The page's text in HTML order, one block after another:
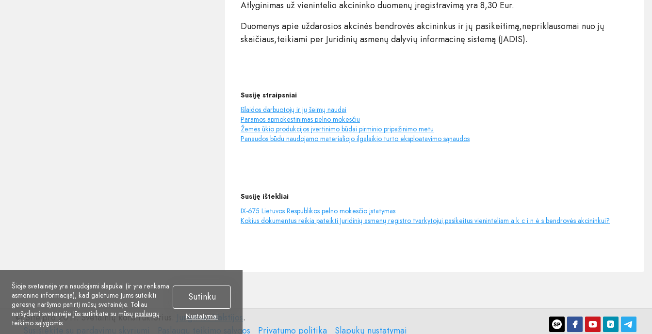
Atlyginimas už vienintelio akcininko duomenų įregistravimą yra 8,30 Eur.
Duomenys apie uždarosios akcinės bendrovės akcininkus ir jų pasikeitimą,nepriklausomai nuo jų
skaičiaus,teikiami per Juridinių asmenų dalyvių informacinę sistemą (JADIS).
Susiję straipsniai
Išlaidos darbuotojų ir jų šeimų naudai
Paramos apmokestinimas pelno mokesčiu
Žemės ūkio produkcijos įvertinimo būdai pirminio pripažinimo metu
Panaudos būdu naudojamo materialiojo ilgalaikio turto eksploatavimo sąnaudos
Susiję ištekliai
IX-675 Lietuvos Respublikos pelno mokesčio įstatymas
Kokius dokumentus reikia pateikti Juridinių asmenų registro tvarkytojui,pasikeitus vieninteliam a k c i n ė s bendrovės akcininkui?
© Site.pro 2011. Svetainių konstruktorius. Jungtinės Valstijos .
Susisiekite
Susisiekite su pardavimų skyriumi Paslaugų teikimo sąlygos Privatumo
Privatumo politika Slapukų
Slapukų nustatymai
Šioje svetainėje yra naudojami slapukai (ir yra renkama
asmeninė informacija), kad galėtume Jums suteikti
geresnę naršymo patirtį mūsų svetainėje. Toliau
naršydami svetainėje Jūs sutinkate su mūsų paslaugų
teikimo sąlygomis.
Sutinku
Nustatymai